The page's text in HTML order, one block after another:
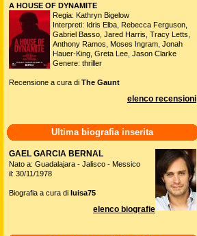
A HOUSE OF DYNAMITE
Regia: Kathryn Bigelow
Interpreti: Idris Elba, Rebecca Ferguson,
Gabriel Basso, Jared Harris, Tracy Letts,
Anthony Ramos, Moses Ingram, Jonah
Hauer-King, Greta Lee, Jason Clarke
Genere: thriller
Recensione a cura di The Gaunt
elenco recensioni
Ultima biografia inserita
GAEL GARCIA BERNAL
Nato a: Guadalajara - Jalisco - Messico
il: 30/11/1978
Biografia a cura di luisa75
elenco biografie